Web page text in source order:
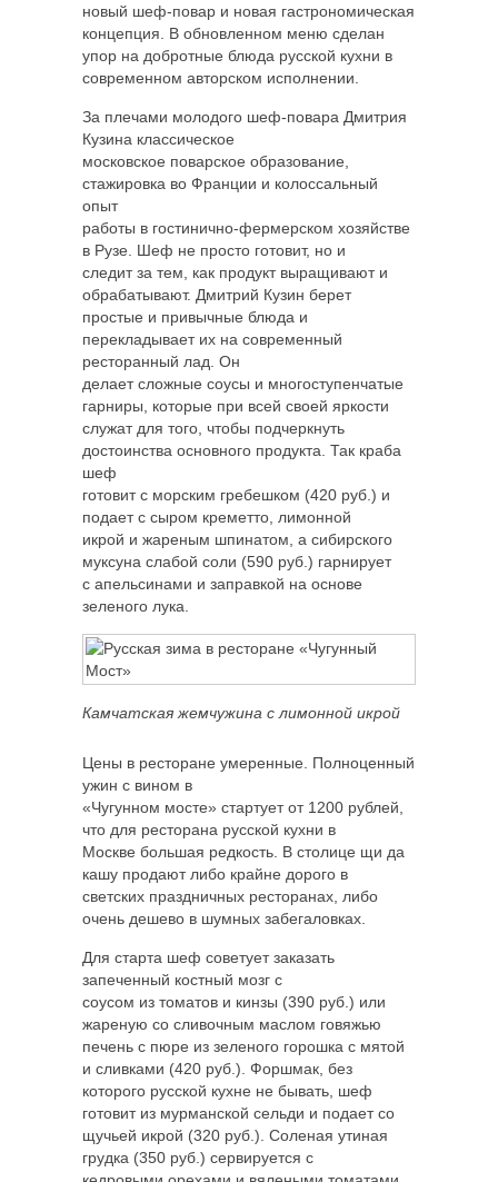
новый шеф-повар и новая гастрономическая
концепция. В обновленном меню сделан
упор на добротные блюда русской кухни в
современном авторском исполнении.
За плечами молодого шеф-повара Дмитрия
Кузина классическое
московское поварское образование,
стажировка во Франции и колоссальный
опыт
работы в гостинично-фермерском хозяйстве
в Рузе. Шеф не просто готовит, но и
следит за тем, как продукт выращивают и
обрабатывают. Дмитрий Кузин берет
простые и привычные блюда и
перекладывает их на современный
ресторанный лад. Он
делает сложные соусы и многоступенчатые
гарниры, которые при всей своей яркости
служат для того, чтобы подчеркнуть
достоинства основного продукта. Так краба
шеф
готовит с морским гребешком (420 руб.) и
подает с сыром креметто, лимонной
икрой и жареным шпинатом, а сибирского
муксуна слабой соли (590 руб.) гарнирует
с апельсинами и заправкой на основе
зеленого лука.
Камчатская жемчужина с лимонной икрой
Цены в ресторане умеренные. Полноценный
ужин с вином в
«Чугунном мосте» стартует от 1200 рублей,
что для ресторана русской кухни в
Москве большая редкость. В столице щи да
кашу продают либо крайне дорого в
светских праздничных ресторанах, либо
очень дешево в шумных забегаловках.
Для старта шеф советует заказать
запеченный костный мозг с
соусом из томатов и кинзы (390 руб.) или
жареную со сливочным маслом говяжью
печень с пюре из зеленого горошка с мятой
и сливками (420 руб.). Форшмак, без
которого русской кухне не бывать, шеф
готовит из мурманской сельди и подает со
щучьей икрой (320 руб.). Соленая утиная
грудка (350 руб.) сервируется с